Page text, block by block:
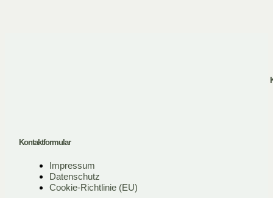
Kontaktformular
Impressum
Datenschutz
Cookie-Richtlinie (EU)